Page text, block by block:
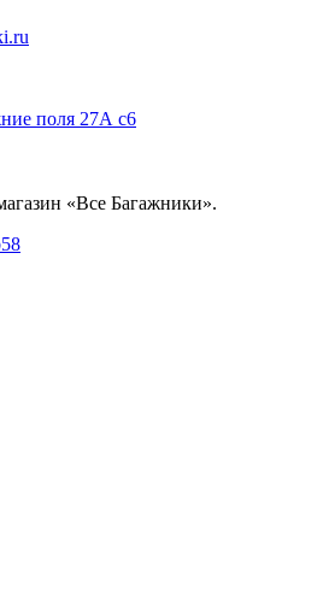
поля 27А с6
«Все Багажники».